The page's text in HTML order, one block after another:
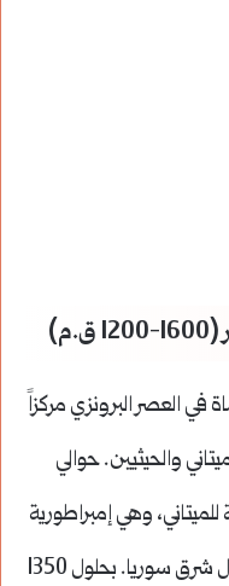
في العصر البرونزي مركزاً
والحيثيين. حوالي
للميتاني، وهي إمبراطورية
قوية تمتد على طول نهر الفرات في شمال شرق سوريا. بحلول 1350